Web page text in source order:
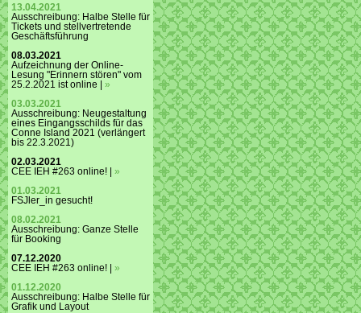
13.04.2021
Ausschreibung: Halbe Stelle für
Tickets und stellvertretende
Geschäftsführung
08.03.2021
Aufzeichnung der Online-
Lesung "Erinnern stören" vom
25.2.2021 ist online | »
03.03.2021
Ausschreibung: Neugestaltung
eines Eingangsschilds für das
Conne Island 2021 (verlängert
bis 22.3.2021)
02.03.2021
CEE IEH #263 online! | »
01.03.2021
FSJler_in gesucht!
08.02.2021
Ausschreibung: Ganze Stelle
für Booking
07.12.2020
CEE IEH #263 online! | »
01.12.2020
Ausschreibung: Halbe Stelle für
Grafik und Layout